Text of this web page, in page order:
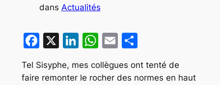
dans Actualités
Facebook
X LinkedIn
WhatsApp
EmailPartager
Tel Sisyphe, mes collègues ont tenté de
faire remonter le rocher des normes en haut